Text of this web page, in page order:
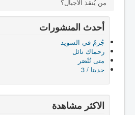
من يُنقذ الأجيال؟
أحدث المنشورات
جُرمٌ في السويد
رحماك نائل
متى نُنْصَر
جديتا / 3
الاكثر مشاهدة